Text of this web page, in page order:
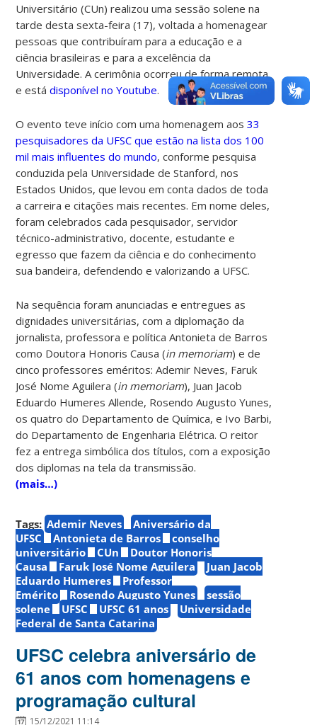
Universitário (CUn) realizou uma sessão solene na
tarde desta sexta-feira (17), voltada a homenagear
pessoas que contribuíram para a educação e a
ciência brasileiras e para a excelência da
Universidade. A cerimônia ocorreu de forma remota
e estádisponível no Youtube.
O evento teve início com uma homenagem aos33
pesquisadores da UFSC que estão na lista dos 100
mil mais influentes do mundo, conforme pesquisa
conduzida pela Universidade de Stanford, nos
Estados Unidos, que levou em conta dados de toda
a carreira e citações mais recentes. Em nome deles,
foram celebrados cada pesquisador, servidor
técnico-administrativo, docente, estudante e
egresso que fazem da ciência e do conhecimento
sua bandeira, defendendo e valorizando a UFSC.
Na sequência foram anunciadas e entregues as
dignidades universitárias, com a diplomação da
jornalista, professora e política Antonieta de Barros
como Doutora Honoris Causa (in memoriam) e de
cinco professores eméritos: Ademir Neves, Faruk
José Nome Aguilera (in memoriam), Juan Jacob
Eduardo Humeres Allende, Rosendo Augusto Yunes,
os quatro do Departamento de Química, e Ivo Barbi,
do Departamento de Engenharia Elétrica. O reitor
fez a entrega simbólica dos títulos, com a exposição
dos diplomas na tela da transmissão.
(mais…)
Tags: Ademir Neves
Aniversário da
UFSC
Antonieta de Barros
conselho
universitário
CUn
Doutor Honoris
Causa
Faruk José Nome Aguilera
Juan Jacob
Eduardo Humeres
Professor
Emérito
Rosendo Augusto Yunes
sessão
solene
UFSC UFSC 61 anos
Universidade
Federal de Santa Catarina
UFSC celebra aniversário de
61 anos com homenagens e
programação cultural
15/12/2021 11:14